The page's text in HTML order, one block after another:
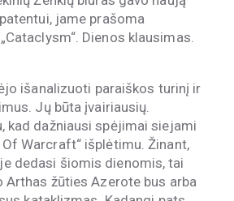
jame prašoma
Dienos klausimas.
išanalizuoti paraiškos turinį ir
Jų būta įvairiausių.
kad dažniausi spėjimai siejami
Warcraft“ išplėtimu. Žinant,
dedasi šiomis dienomis, tai
Arthas žūties Azerote bus arba